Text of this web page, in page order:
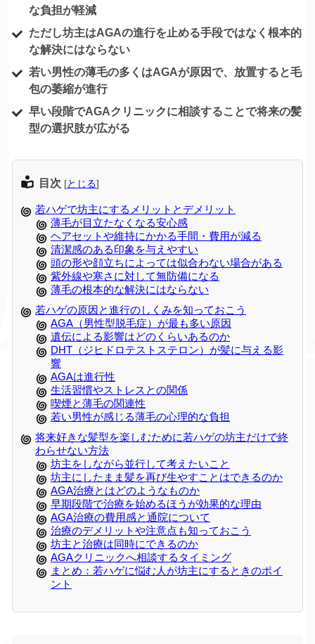
な負担が軽減
ただし坊主はAGAの進行を止める手段ではなく根本的
な解決にはならない
若い男性の薄毛の多くはAGAが原因で、放置すると毛
包の萎縮が進行
早い段階でAGAクリニックに相談することで将来の髪
型の選択肢が広がる
目次 [とじる]
若ハゲで坊主にするメリットとデメリット
薄毛が目立たなくなる安心感
ヘアセットや維持にかかる手間・費用が減る
清潔感のある印象を与えやすい
頭の形や顔立ちによっては似合わない場合がある
紫外線や寒さに対して無防備になる
薄毛の根本的な解決にはならない
若ハゲの原因と進行のしくみを知っておこう
AGA（男性型脱毛症）が最も多い原因
遺伝による影響はどのくらいあるのか
DHT（ジヒドロテストステロン）が髪に与える影
響
AGAは進行性
生活習慣やストレスとの関係
喫煙と薄毛の関連性
若い男性が感じる薄毛の心理的な負担
将来好きな髪型を楽しむために若ハゲの坊主だけで終
わらせない方法
坊主をしながら並行して考えたいこと
坊主にしたまま髪を再び生やすことはできるのか
AGA治療とはどのようなものか
早期段階で治療を始めるほうが効果的な理由
AGA治療の費用感と通院について
治療のデメリットや注意点も知っておこう
坊主と治療は同時にできるのか
AGAクリニックへ相談するタイミング
まとめ：若ハゲに悩む人が坊主にするときのポイ
ント